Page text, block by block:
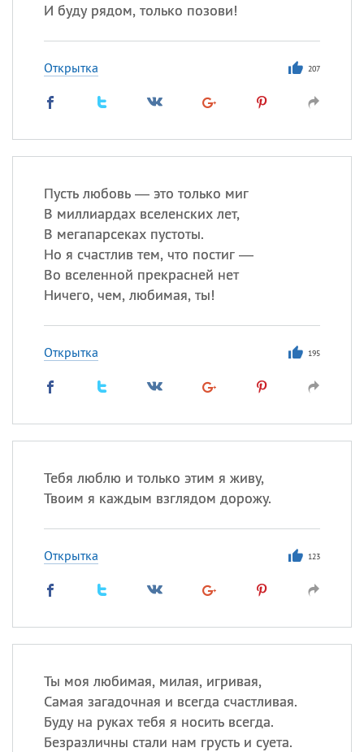
И буду рядом, только позови!
Открытка 207
Пусть любовь — это только миг
В миллиардах вселенских лет,
В мегапарсеках пустоты.
Но я счастлив тем, что постиг —
Во вселенной прекрасней нет
Ничего, чем, любимая, ты!
Открытка 195
Тебя люблю и только этим я живу,
Твоим я каждым взглядом дорожу.
Открытка 123
Ты моя любимая, милая, игривая,
Самая загадочная и всегда счастливая.
Буду на руках тебя я носить всегда.
Безразличны стали нам грусть и суета.